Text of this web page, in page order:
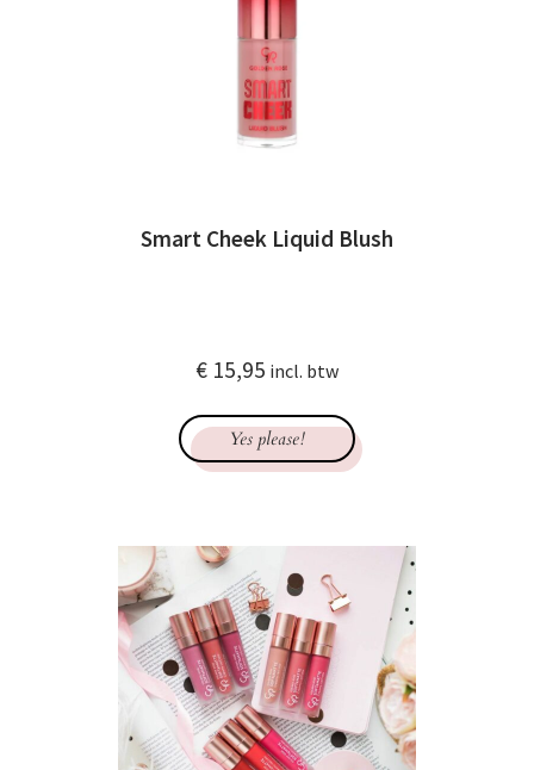
Smart Cheek Liquid Blush
€ 15,95 incl. btw
Yes please!